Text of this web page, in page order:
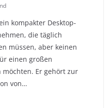
kompakter Desktop-
die täglich
müssen, aber keinen
einen großen
Er gehört zur
von…